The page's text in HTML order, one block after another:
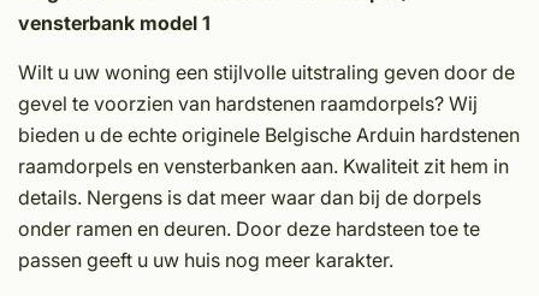
vensterbank model 1
Wilt u uw woning een stijlvolle uitstraling geven door de
gevel te voorzien van hardstenen raamdorpels? Wij
bieden u de echte originele Belgische Arduin hardstenen
raamdorpels en vensterbanken aan. Kwaliteit zit hem in
details. Nergens is dat meer waar dan bij de dorpels
onder ramen en deuren. Door deze hardsteen toe te
passen geeft u uw huis nog meer karakter.